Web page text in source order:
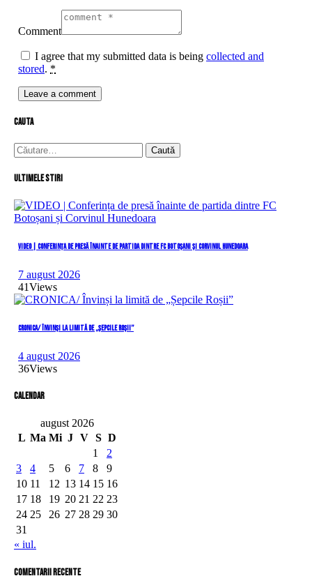
Comment
I agree that my submitted data is being collected and
stored. *
cauta
Caută
după:
Ultimele stiri
VIDEO | Conferința de presă înainte de partida dintre FC Botoșani și Corvinul Hunedoara
7 august 2026
41Views
CRONICA/ Învinși la limită de „Șepcile Roșii”
4 august 2026
36Views
Calendar
august 2026
L Ma Mi J V S D
1
2
3
4 5 6 7 8
9
10 11 12 13 14 15 16
17 18 19 20 21 22 23
24 25 26 27 28 29 30
31
« iul.
comentarii recente